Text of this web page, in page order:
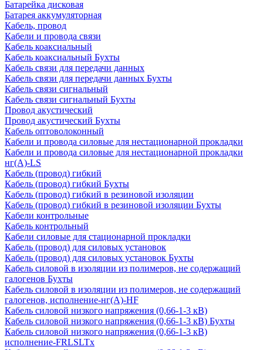
Батарейка дисковая
Батарея аккумуляторная
Кабель, провод
Кабели и провода связи
Кабель коаксиальный
Кабель коаксиальный Бухты
Кабель связи для передачи данных
Кабель связи для передачи данных Бухты
Кабель связи сигнальный
Кабель связи сигнальный Бухты
Провод акустический
Провод акустический Бухты
Кабель оптоволоконный
Кабели и провода силовые для нестационарной прокладки
Кабели и провода силовые для нестационарной прокладки
нг(А)-LS
Кабель (провод) гибкий
Кабель (провод) гибкий Бухты
Кабель (провод) гибкий в резиновой изоляции
Кабель (провод) гибкий в резиновой изоляции Бухты
Кабели контрольные
Кабель контрольный
Кабели силовые для стационарной прокладки
Кабель (провод) для силовых установок
Кабель (провод) для силовых установок Бухты
Кабель силовой в изоляции из полимеров, не содержащий
галогенов Бухты
Кабель силовой в изоляции из полимеров, не содержащий
галогенов, исполнение-нг(А)-HF
Кабель силовой низкого напряжения (0,66-1-3 кВ)
Кабель силовой низкого напряжения (0,66-1-3 кВ) Бухты
Кабель силовой низкого напряжения (0,66-1-3 кВ)
исполнение-FRLSLTx